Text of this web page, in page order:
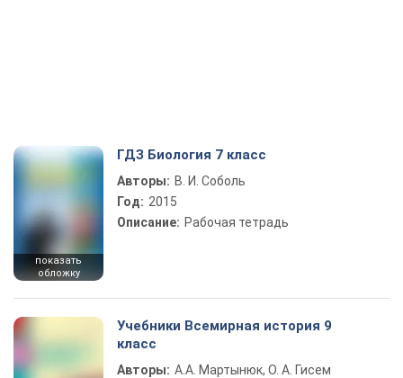
показать
обложку
ГДЗ Биология 7 класс
Авторы: В. И. Соболь
Год: 2015
Описание: Рабочая тетрадь
Учебники Всемирная история 9
класс
Авторы: А.А. Мартынюк, О. А. Гисем